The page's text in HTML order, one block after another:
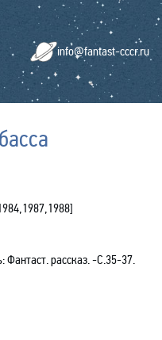
info@fantast-cccr.ru
,1987,1988]
: Фантаст. рассказ. -С.35-37.